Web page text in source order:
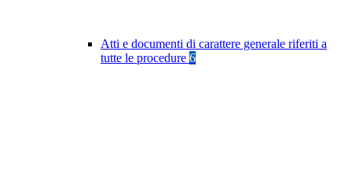
Atti e documenti di carattere generale riferiti a
tutte le procedure 6